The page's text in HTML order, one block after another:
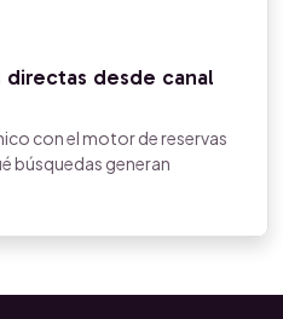
desde canal
con el motor de reservas
búsquedas generan